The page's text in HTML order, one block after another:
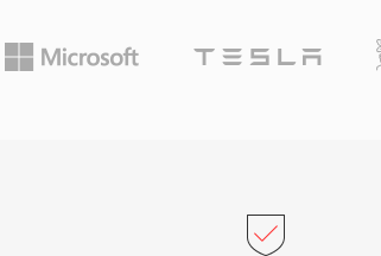
корректных
и
потери при
рабочий формат.